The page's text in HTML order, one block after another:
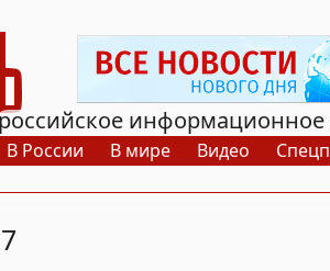
информационное
В России В мире Видео